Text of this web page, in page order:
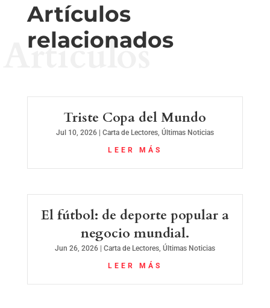
Artículos
relacionados
Artículos
Triste Copa del Mundo
Jul 10, 2026| Carta de Lectores, Últimas Noticias
LEER MÁS
El fútbol: de deporte popular a
negocio mundial.
Jun 26, 2026| Carta de Lectores, Últimas Noticias
LEER MÁS